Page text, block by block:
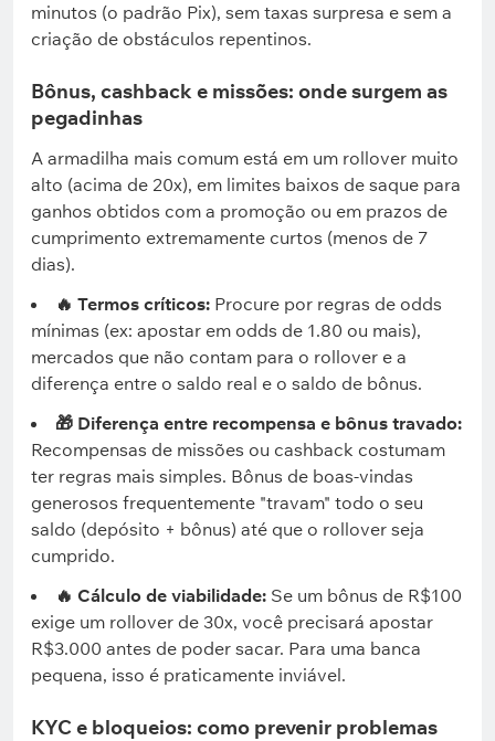
minutos (o padrão Pix), sem taxas surpresa e sem a
criação de obstáculos repentinos.
Bônus, cashback e missões: onde surgem as
pegadinhas
A armadilha mais comum está em um rollover muito
alto (acima de 20x), em limites baixos de saque para
ganhos obtidos com a promoção ou em prazos de
cumprimento extremamente curtos (menos de 7
dias).
🔥 Termos críticos: Procure por regras de odds
mínimas (ex: apostar em odds de 1.80 ou mais),
mercados que não contam para o rollover e a
diferença entre o saldo real e o saldo de bônus.
🎁 Diferença entre recompensa e bônus travado:
Recompensas de missões ou cashback costumam
ter regras mais simples. Bônus de boas-vindas
generosos frequentemente "travam" todo o seu
saldo (depósito + bônus) até que o rollover seja
cumprido.
🔥 Cálculo de viabilidade: Se um bônus de R$100
exige um rollover de 30x, você precisará apostar
R$3.000 antes de poder sacar. Para uma banca
pequena, isso é praticamente inviável.
KYC e bloqueios: como prevenir problemas